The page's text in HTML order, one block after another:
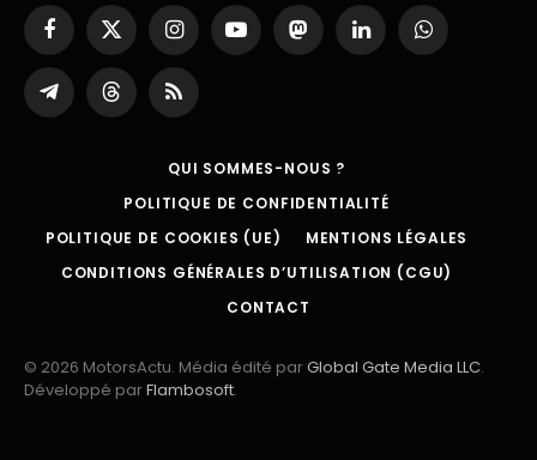
Facebook
X
(Twitter)
InstagramYouTubeMastodonLinkedInWhatsApp
Partager
sur
ThreadsRSS
QUI SOMMES-NOUS ?
POLITIQUE DE CONFIDENTIALITÉ
POLITIQUE DE COOKIES (UE)
MENTIONS LÉGALES
CONDITIONS GÉNÉRALES D’UTILISATION (CGU)
CONTACT
© 2026 MotorsActu. Média édité parGlobal Gate Media LLC.
Développé parFlambosoft.